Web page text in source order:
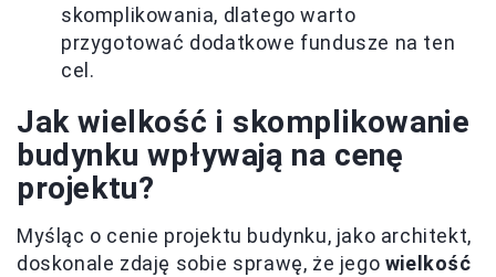
skomplikowania, dlatego warto
przygotować dodatkowe fundusze na ten
cel.
Jak wielkość i skomplikowanie
budynku wpływają na cenę
projektu?
Myśląc o cenie projektu budynku, jako architekt,
doskonale zdaję sobie sprawę, że jego wielkość